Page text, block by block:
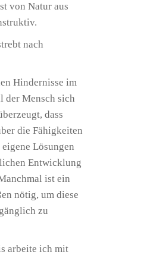
von Natur aus
nach
Hindernisse im
der Mensch sich
dass
die Fähigkeiten
Lösungen
Entwicklung
ist ein
nötig, um diese
zu
arbeite ich mit